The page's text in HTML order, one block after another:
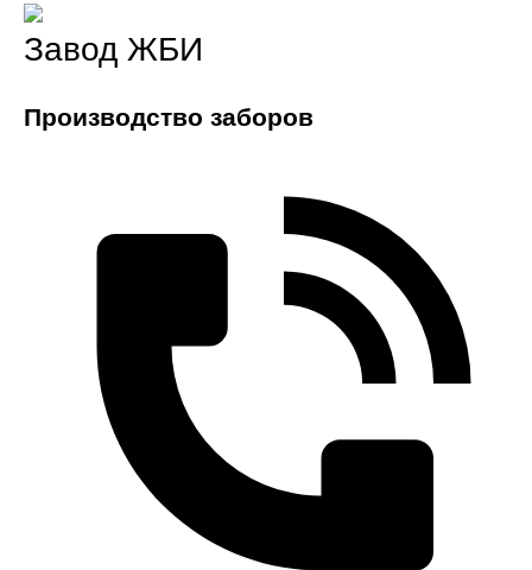
Завод ЖБИ
Производство заборов